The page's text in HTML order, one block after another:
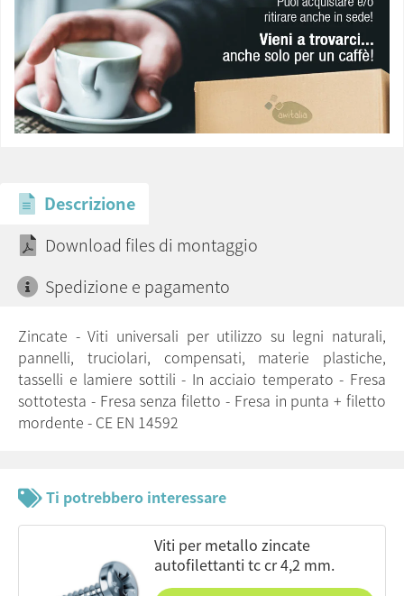
Descrizione
Download files di montaggio
Spedizione e pagamento
Zincate - Viti universali per utilizzo su legni naturali,
pannelli, truciolari, compensati, materie plastiche,
tasselli e lamiere sottili - In acciaio temperato - Fresa
sottotesta - Fresa senza filetto - Fresa in punta + filetto
mordente - CE EN 14592
Ti potrebbero interessare
viti per metallo zincate
autofilettanti tc cr 4,2 mm.